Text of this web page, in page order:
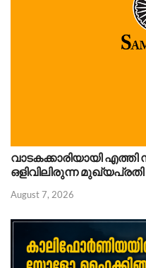
വാടകക്കാരിയായി
ഒളിവിലിരുന്ന മുഖ്യപ്രതി
August 7, 2026